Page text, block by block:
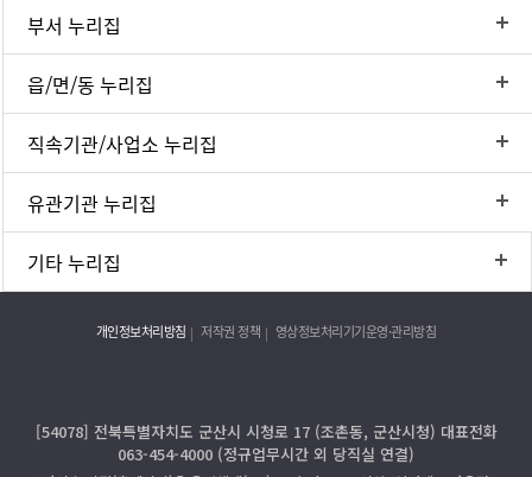
부서 누리집
읍/면/동 누리집
직속기관/사업소 누리집
유관기관 누리집
기타 누리집
개인정보처리방침 저작권 정책 영상정보처리기기운영·관리방침
[54078] 전북특별자치도 군산시 시청로 17 (조촌동, 군산시청) 대표전화
063-454-4000 (정규업무시간 외 당직실 연결)